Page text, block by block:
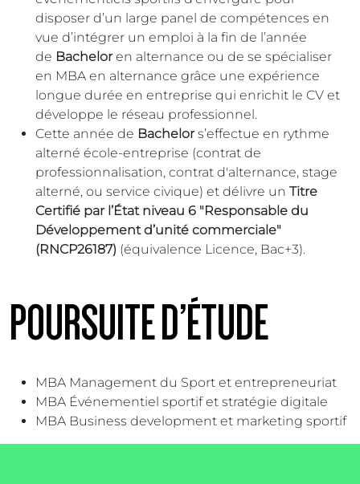
disposer d’un large panel de compétences en
vue d’intégrer un emploi à la fin de l’année
de Bacheloren alternance ou de se spécialiser
en MBA en alternance grâce une expérience
longue durée en entreprise qui enrichit le CV et
développe le réseau professionnel.
Cette année de Bachelors’effectue en rythme
alterné école-entreprise (contrat de
professionnalisation, contrat d'alternance, stage
alterné, ou service civique) et délivre un Titre
Certifié par l’État niveau 6 "Responsable du
Développement d’unité commerciale"
(RNCP26187) (équivalence Licence, Bac+3).
POURSUITE D’ÉTUDE
MBA Management du Sport et entrepreneuriat
MBA Événementiel sportif et stratégie digitale
MBA Business development et marketing sportif